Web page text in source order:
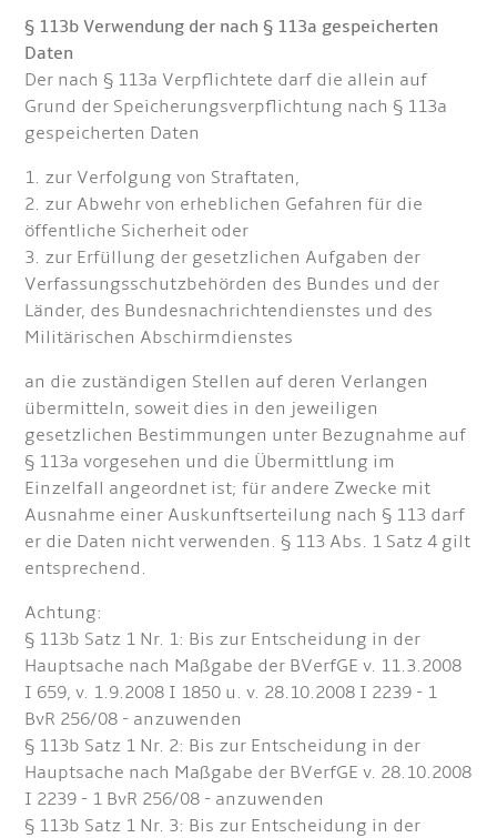
§ 113b Verwendung der nach § 113a gespeicherten
Daten
Der nach § 113a Verpflichtete darf die allein auf
Grund der Speicherungsverpflichtung nach § 113a
gespeicherten Daten
1. zur Verfolgung von Straftaten,
2. zur Abwehr von erheblichen Gefahren für die
öffentliche Sicherheit oder
3. zur Erfüllung der gesetzlichen Aufgaben der
Verfassungsschutzbehörden des Bundes und der
Länder, des Bundesnachrichtendienstes und des
Militärischen Abschirmdienstes
an die zuständigen Stellen auf deren Verlangen
übermitteln, soweit dies in den jeweiligen
gesetzlichen Bestimmungen unter Bezugnahme auf
§ 113a vorgesehen und die Übermittlung im
Einzelfall angeordnet ist; für andere Zwecke mit
Ausnahme einer Auskunftserteilung nach § 113 darf
er die Daten nicht verwenden. § 113 Abs. 1 Satz 4 gilt
entsprechend.
Achtung:
§ 113b Satz 1 Nr. 1: Bis zur Entscheidung in der
Hauptsache nach Maßgabe der BVerfGE v. 11.3.2008
I 659, v. 1.9.2008 I 1850 u. v. 28.10.2008 I 2239 - 1
BvR 256/08 - anzuwenden
§ 113b Satz 1 Nr. 2: Bis zur Entscheidung in der
Hauptsache nach Maßgabe der BVerfGE v. 28.10.2008
I 2239 - 1 BvR 256/08 - anzuwenden
§ 113b Satz 1 Nr. 3: Bis zur Entscheidung in der